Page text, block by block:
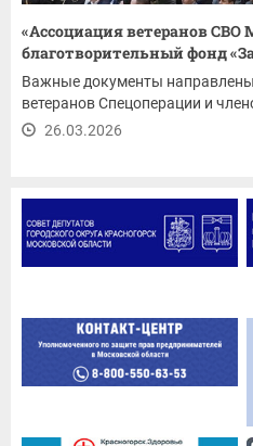
«Ассоциация ветеранов СВО
благотворительный фонд
Важные документы
ветеранов Спецоперации и
26.03.2026